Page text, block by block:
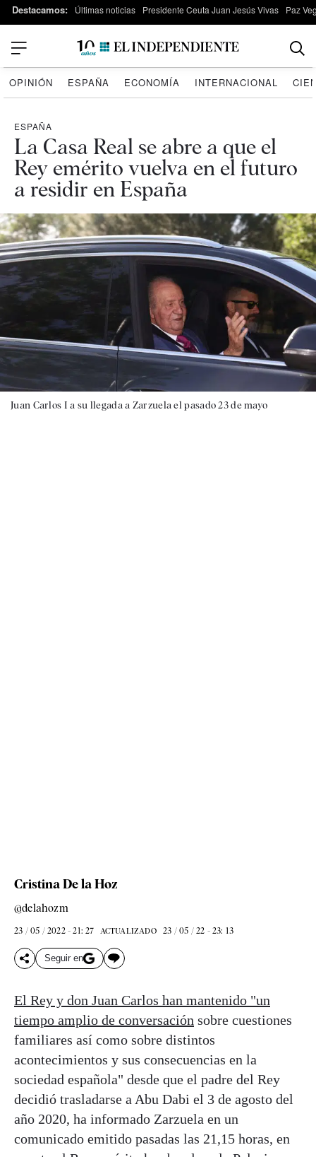
Destacamos: Últimas noticias Presidente Ceuta Juan Jesús Vivas Paz
OPINIÓN ESPAÑA ECONOMÍA INTERNACIONAL
ESPAÑA
La Casa Real se abre a que el
Rey emérito vuelva en el futuro
a residir en España
Juan Carlos I a su llegada a Zarzuela el pasado 23 de mayo
Cristina De la Hoz
@delahozm
23 / 05 / 2022 - 21: 27 ACTUALIZADO 23 / 05 / 22 - 23: 13
Seguir en
El Rey y don Juan Carlos han mantenido "un
tiempo amplio de conversación sobre cuestiones
familiares así como sobre distintos
acontecimientos y sus consecuencias en la
sociedad española" desde que el padre del Rey
decidió trasladarse a Abu Dabi el 3 de agosto del
año 2020, ha informado Zarzuela en un
comunicado emitido pasadas las 21,15 horas, en